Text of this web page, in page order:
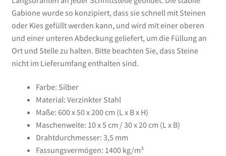
Gabione wurde so konzipiert, dass sie schnell mit Steinen
oder Kies gefüllt werden kann, und wird mit einer oberen
und einer unteren Abdeckung geliefert, um die Füllung an
Ort und Stelle zu halten. Bitte beachten Sie, dass Steine
nicht im Lieferumfang enthalten sind.
Farbe: Silber
Material: Verzinkter Stahl
Maße: 600 x 50 x 200 cm (L x B x H)
Maschenweite: 10 x 5 cm / 30 x 20 cm (L x B)
Drahtdurchmesser: 3,5 mm
Fassungsvermögen: 1400 kg/m³